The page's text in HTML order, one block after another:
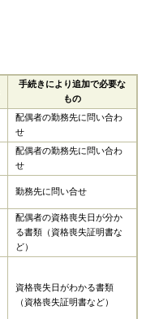
手続きにより追加で必要な
もの
配偶者の勤務先に問い合わ
せ
配偶者の勤務先に問い合わ
せ
勤務先に問い合せ
配偶者の資格喪失日が分か
る書類（資格喪失証明書な
ど）
資格喪失日がわかる書類
（資格喪失証明書など）